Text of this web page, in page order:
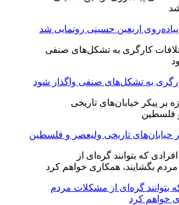
اربعین حسینی رونمایی شد
به تشکل‌های صنفی واگذار شود
خیابان‌های تاریخی ولیعصر و فلسطین
بتوانند گره‌ای از مشکلات مردم
خواهم کرد